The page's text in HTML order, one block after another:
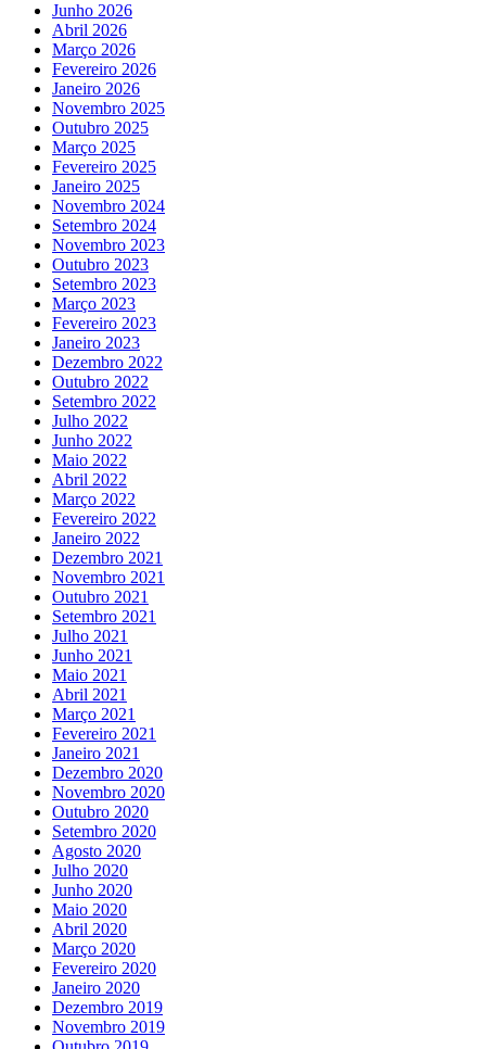
Junho 2026
Abril 2026
Março 2026
Fevereiro 2026
Janeiro 2026
Novembro 2025
Outubro 2025
Março 2025
Fevereiro 2025
Janeiro 2025
Novembro 2024
Setembro 2024
Novembro 2023
Outubro 2023
Setembro 2023
Março 2023
Fevereiro 2023
Janeiro 2023
Dezembro 2022
Outubro 2022
Setembro 2022
Julho 2022
Junho 2022
Maio 2022
Abril 2022
Março 2022
Fevereiro 2022
Janeiro 2022
Dezembro 2021
Novembro 2021
Outubro 2021
Setembro 2021
Julho 2021
Junho 2021
Maio 2021
Abril 2021
Março 2021
Fevereiro 2021
Janeiro 2021
Dezembro 2020
Novembro 2020
Outubro 2020
Setembro 2020
Agosto 2020
Julho 2020
Junho 2020
Maio 2020
Abril 2020
Março 2020
Fevereiro 2020
Janeiro 2020
Dezembro 2019
Novembro 2019